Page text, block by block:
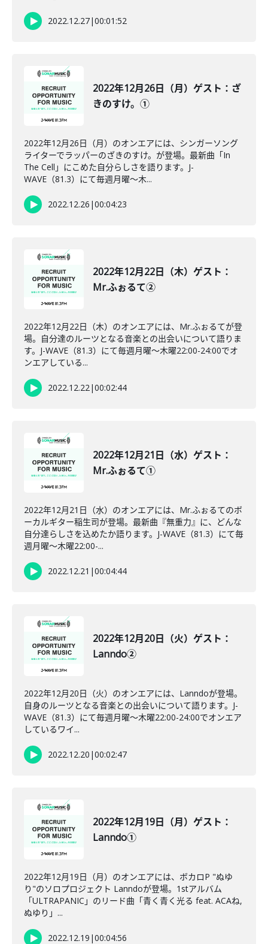
2022.12.27|00:01:52
2022年12月26日（月）ゲスト：ざ
きのすけ。①
2022年12月26日（月）のオンエアには、シンガーソング
ライターでラッパーのざきのすけ。が登場。最新曲「In
The Cell」にこめた自分らしさを語ります。J-
WAVE（81.3）にて毎週月曜～木...
2022.12.26 |00:04:23
2022年12月22日（木）ゲスト：
Mr.ふぉるて②
2022年12月22日（木）のオンエアには、Mr.ふぉるてが登
場。自分達のルーツとなる音楽との出会いについて語りま
す。J-WAVE（81.3）にて毎週月曜～木曜22:00-24:00でオ
ンエアしている...
2022.12.22|00:02:44
2022年12月21日（水）ゲスト：
Mr.ふぉるて①
2022年12月21日（水）のオンエアには、Mr.ふぉるてのボ
ーカルギター稲生司が登場。最新曲『無重力』に、どんな
自分達らしさを込めたか語ります。J-WAVE（81.3）にて毎
週月曜～木曜22:00-...
2022.12.21 |00:04:44
2022年12月20日（火）ゲスト：
Lanndo②
2022年12月20日（火）のオンエアには、Lanndoが登場。
自身のルーツとなる音楽との出会いについて語ります。J-
WAVE（81.3）にて毎週月曜～木曜22:00-24:00でオンエア
しているワイ...
2022.12.20 |00:02:47
2022年12月19日（月）ゲスト：
Lanndo①
2022年12月19日（月）のオンエアには、ボカロP "ぬゆ
り"のソロプロジェクト Lanndoが登場。1stアルバム
「ULTRAPANIC」のリード曲「青く青く光る feat. ACAね,
ぬゆり」...
2022.12.19 |00:04:56